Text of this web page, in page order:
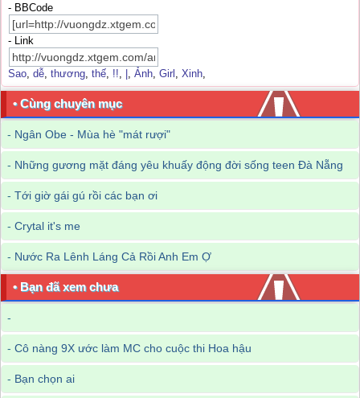
- BBCode
- Link
Sao, dễ, thương, thế, !!, , Ảnh, Girl , Xinh,
• Cùng chuyên mục
- Ngân Obe - Mùa hè "mát rượi"
- Những gương mặt đáng yêu khuấy động đời sống teen Đà Nẵng
- Tới giờ gái gú rồi các bạn ơi
- Crytal it's me
- Nước Ra Lênh Láng Cả Rồi Anh Em Ợ
• Bạn đã xem chưa
-
- Cô nàng 9X ước làm MC cho cuộc thi Hoa hậu
- Bạn chọn ai